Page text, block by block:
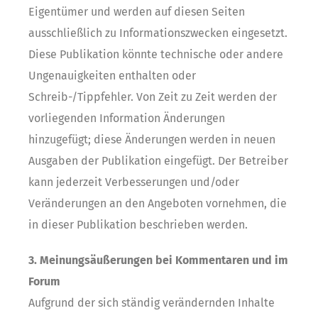
Eigentümer und werden auf diesen Seiten
ausschließlich zu Informationszwecken eingesetzt.
Diese Publikation könnte technische oder andere
Ungenauigkeiten enthalten oder
Schreib-/Tippfehler. Von Zeit zu Zeit werden der
vorliegenden Information Änderungen
hinzugefügt; diese Änderungen werden in neuen
Ausgaben der Publikation eingefügt. Der Betreiber
kann jederzeit Verbesserungen und/oder
Veränderungen an den Angeboten vornehmen, die
in dieser Publikation beschrieben werden.
3. Meinungsäußerungen bei Kommentaren und im
Forum
Aufgrund der sich ständig verändernden Inhalte